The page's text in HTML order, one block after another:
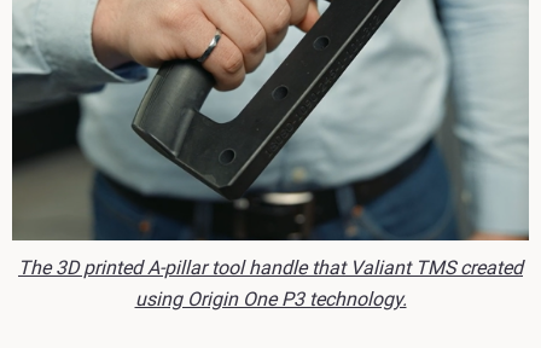
The 3D printed A-pillar tool handle that Valiant TMS created
using Origin One P3 technology.